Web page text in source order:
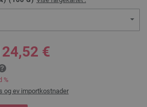
€
%
og ev importkostnader